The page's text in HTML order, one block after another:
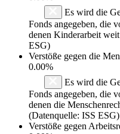
Es wird die
Fonds angegeben, die
denen Kinderarbeit
ESG)
Verstöße gegen die
0.00%
Es wird die
Fonds angegeben, die
denen die
(Datenquelle: ISS ESG)
Verstöße gegen